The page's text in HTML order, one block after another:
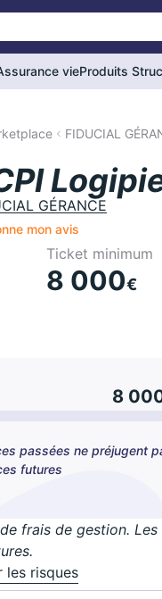
vieProduits
FIDUCIAL
GÉRANCE
mon avis
Ticket minimum
8 000€
8
passées ne préjugent
futures
frais de gestion.
les risques